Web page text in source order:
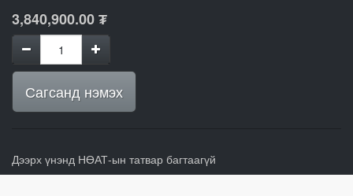
3,840,900.00₮
Сагсанд нэмэх
Дээрх үнэнд НӨАТ-ын татвар багтаагүй